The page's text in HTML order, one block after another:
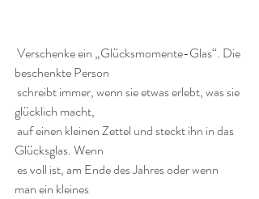
beschenkte Person
glücklich macht,
Glücksglas. Wenn
man ein kleines